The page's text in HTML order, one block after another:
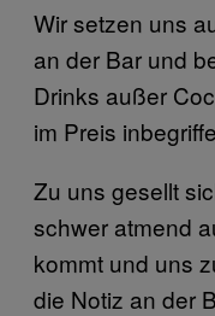
Wir setzen uns
an der Bar und
Drinks außer
im Preis
Zu uns gesellt
schwer atmend
kommt und uns
die Notiz an der